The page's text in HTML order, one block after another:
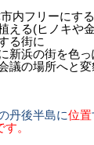
内フリーにする
える(ヒノキや
る街に
新浜の街を色っ
議の場所へと変
丹後半島に位置
。